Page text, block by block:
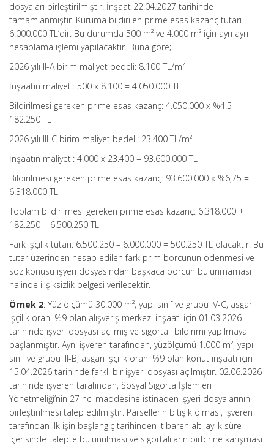
dosyaları birleştirilmiştir. İnşaat 22.04.2027 tarihinde
tamamlanmıştır. Kuruma bildirilen prime esas kazanç tutarı
6.000.000 TL’dir. Bu durumda 500 m² ve 4.000 m² için ayrı ayrı
hesaplama işlemi yapılacaktır. Buna göre;
2026 yılı II-A birim maliyet bedeli: 8.100 TL/m²
İnşaatın maliyeti: 500 x 8.100 = 4.050.000 TL
Bildirilmesi gereken prime esas kazanç: 4.050.000 x %4.5 =
182.250 TL
2026 yılı III-C birim maliyet bedeli: 23.400 TL/m²
İnşaatın maliyeti: 4.000 x 23.400 = 93.600.000 TL
Bildirilmesi gereken prime esas kazanç: 93.600.000 x %6,75 =
6.318.000 TL
Toplam bildirilmesi gereken prime esas kazanç: 6.318.000 +
182.250 = 6.500.250 TL
Fark işçilik tutarı: 6.500.250 – 6.000.000 = 500.250 TL olacaktır. Bu
tutar üzerinden hesap edilen fark prim borcunun ödenmesi ve
söz konusu işyeri dosyasından başkaca borcun bulunmaması
halinde ilişiksizlik belgesi verilecektir.
Örnek 2: Yüz ölçümü 30.000 m², yapı sınıf ve grubu IV-C, asgari
işçilik oranı %9 olan alışveriş merkezi inşaatı için 01.03.2026
tarihinde işyeri dosyası açılmış ve sigortalı bildirimi yapılmaya
başlanmıştır. Aynı işveren tarafından, yüzölçümü 1.000 m², yapı
sınıf ve grubu III-B, asgari işçilik oranı %9 olan konut inşaatı için
15.04.2026 tarihinde farklı bir işyeri dosyası açılmıştır. 02.06.2026
tarihinde işveren tarafından, Sosyal Sigorta İşlemleri
Yönetmeliği’nin 27 nci maddesine istinaden işyeri dosyalarının
birleştirilmesi talep edilmiştir. Parsellerin bitişik olması, işveren
tarafından ilk işin başlangıç tarihinden itibaren altı aylık süre
içerisinde talepte bulunulması ve sigortalıların birbirine karışması